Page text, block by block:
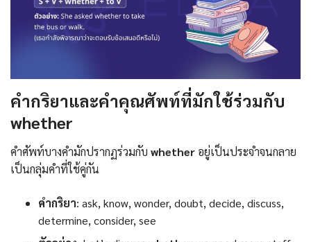
คำกริยาและคำคุณศัพท์ที่มักใช้ร่วมกับ
whether
คำศัพท์บางคำมักปรากฏร่วมกับ whether อยู่เป็นประจำจนกลาย
เป็นกลุ่มคำที่ใช้คู่กัน
คำกริยา: ask, know, wonder, doubt, decide, discuss,
determine, consider, see